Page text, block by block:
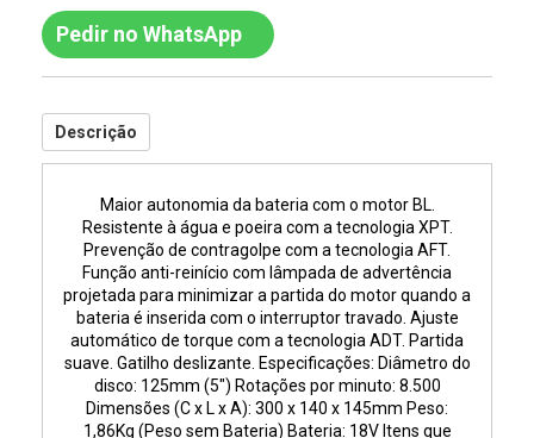
Pedir no WhatsApp
Descrição
Maior autonomia da bateria com o motor BL.
Resistente à água e poeira com a tecnologia XPT.
Prevenção de contragolpe com a tecnologia AFT.
Função anti-reinício com lâmpada de advertência
projetada para minimizar a partida do motor quando a
bateria é inserida com o interruptor travado. Ajuste
automático de torque com a tecnologia ADT. Partida
suave. Gatilho deslizante. Especificações: Diâmetro do
disco: 125mm (5") Rotações por minuto: 8.500
Dimensões (C x L x A): 300 x 140 x 145mm Peso:
1,86Kg (Peso sem Bateria) Bateria: 18V Itens que